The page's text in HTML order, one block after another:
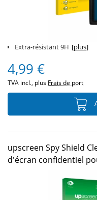
Extra-résistant 9H [plus]
4,99 €
TVA incl., plus Frais de port
upscreen Spy Shield
d'écran confidentiel